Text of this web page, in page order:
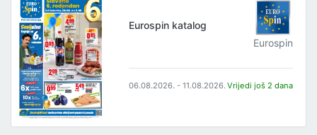
Eurospin katalog
Eurospin
06.08.2026. - 11.08.2026. Vrijedi još 2 dana